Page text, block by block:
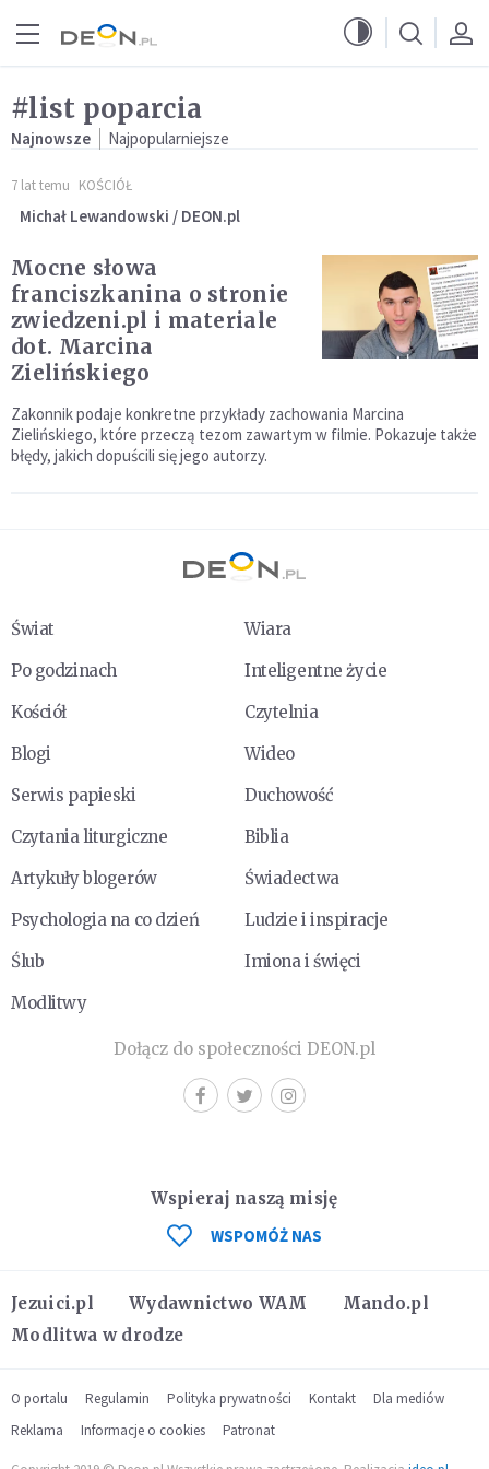
#list poparcia
Najnowsze Najpopularniejsze
7 lat temu KOŚCIÓŁ
Michał Lewandowski / DEON.pl
Mocne słowa
franciszkanina o stronie
zwiedzeni.pl i materiale
dot. Marcina
Zielińskiego
Zakonnik podaje konkretne przykłady zachowania Marcina
Zielińskiego, które przeczą tezom zawartym w filmie. Pokazuje także
błędy, jakich dopuścili się jego autorzy.
Świat
Wiara
Po godzinach
Inteligentne życie
Kościół
Czytelnia
Blogi
Wideo
Serwis papieski
Duchowość
Czytania liturgiczne
Biblia
Artykuły blogerów
Świadectwa
Psychologia na co dzień
Ludzie i inspiracje
Ślub
Imiona i święci
Modlitwy
Dołącz do społeczności DEON.pl
Jezuici.pl Wydawnictwo WAM
Mando.pl
Modlitwa w drodze
Wspieraj naszą misję
WSPOMÓŻ NAS
O portalu Regulamin Polityka prywatności Kontakt
Dla mediów
Reklama
Informacje o cookies Patronat